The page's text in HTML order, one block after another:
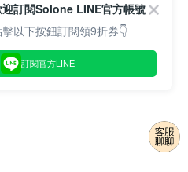
迎訂閱Solone LINE官方帳號
以下按鈕訂閱領9折券👇
訂閱官方LINE